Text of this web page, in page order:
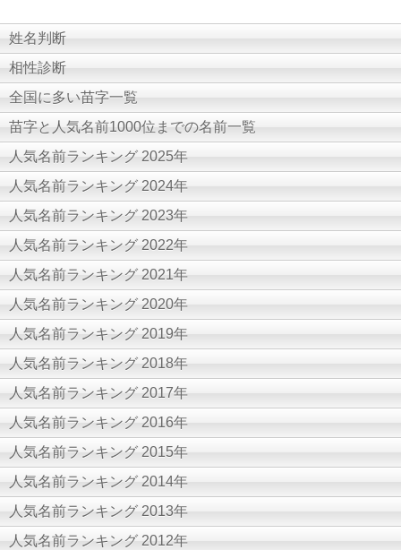
姓名判断
相性診断
全国に多い苗字一覧
苗字と人気名前1000位までの名前一覧
人気名前ランキング 2025年
人気名前ランキング 2024年
人気名前ランキング 2023年
人気名前ランキング 2022年
人気名前ランキング 2021年
人気名前ランキング 2020年
人気名前ランキング 2019年
人気名前ランキング 2018年
人気名前ランキング 2017年
人気名前ランキング 2016年
人気名前ランキング 2015年
人気名前ランキング 2014年
人気名前ランキング 2013年
人気名前ランキング 2012年